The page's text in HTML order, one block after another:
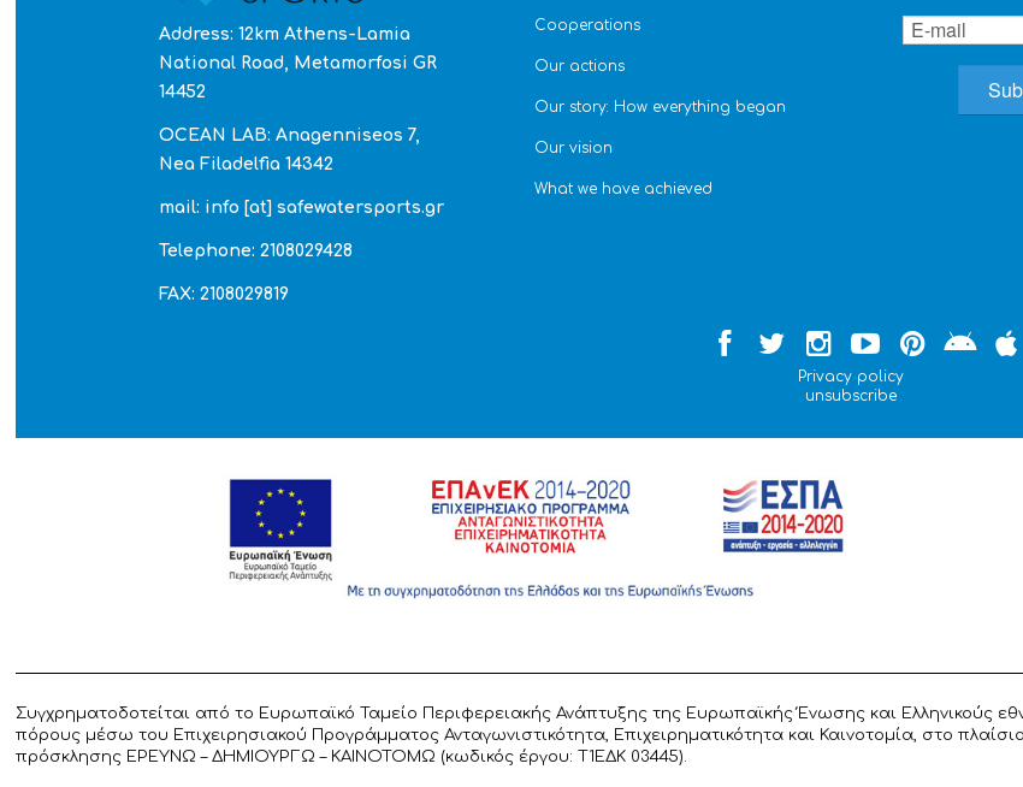
Address: 12km Athens-Lamia
National Road, Metamorfosi GR
14452
OCEAN LAB: Anagenniseos 7,
Nea Filadelfia 14342
mail: info [at] safewatersports.gr
Telephone: 2108029428
FAX: 2108029819
Cooperations
Our actions
Our story: How everything began
Our vision
What we have achieved
Privacy policy
unsubscribe
Συγχρηματοδοτείται από το Ευρωπαϊκό Ταμείο Περιφερειακής Ανάπτυξης της Ευρωπαϊκής Ένωσης και Ελληνικούς
πόρους μέσω του Επιχειρησιακού Προγράμματος Ανταγωνιστικότητα, Επιχειρηματικότητα και Καινοτομία, στο
πρόσκλησης ΕΡΕΥΝΩ – ΔΗΜΙΟΥΡΓΩ – ΚΑΙΝΟΤΟΜΩ (κωδικός έργου: T1ΕΔΚ 03445).